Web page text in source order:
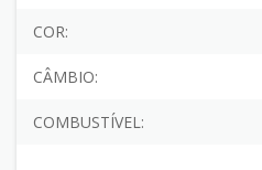
COR:
CÂMBIO:
COMBUSTÍVEL: